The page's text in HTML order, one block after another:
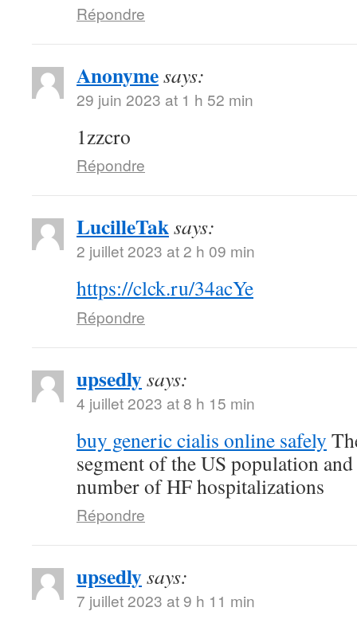
Répondre
Anonymesays:
29 juin 2023 at 1 h 52 min
1zzcro
Répondre
LucilleTaksays:
2 juillet 2023 at 2 h 09 min
https://clck.ru/34acYe
Répondre
upsedlysays:
4 juillet 2023 at 8 h 15 min
buy generic cialis online safely
segment of the US population
number of HF hospitalizations
Répondre
upsedlysays:
7 juillet 2023 at 9 h 11 min